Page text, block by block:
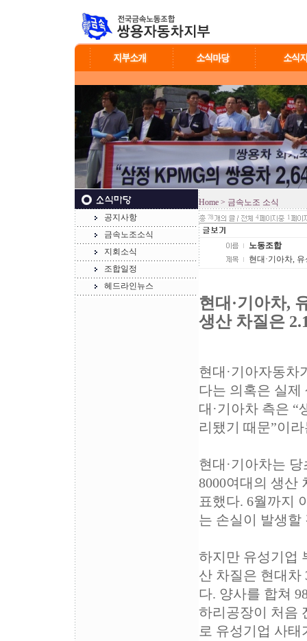
공지사항
금속노조소식
지회소식
조합일정
헤드라인뉴스
Home > 금속노조 소식
78 4 1
노동조합
현대·기아차,
현대·기아차,
생산 차질은
현대·기아자동차
다는 의혹은 실제
대·기아차 측은
리됐기 때문”이
현대·기아차는
8000여대의 생산
표했다. 6월까지
는 손실이 발생할
하지만 유성기업
산 차질은 현대차
다. 양사를 합쳐
하리공장이 처음
로 유성기업 사